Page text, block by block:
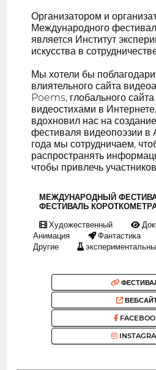
Организатором и
Международного
является Институт
искусства в
Мы хотели бы
влиятельного сайта
Poems, глобального
видеостихами в
вдохновил нас на
фестиваля видеопоэзии в
года мы сотрудничаем,
распространять
чтобы привлечь
МЕЖДУНАРОДНЫЙ
ФЕСТИВАЛЬ
Художественный
Анимация
Фантастика
Другие